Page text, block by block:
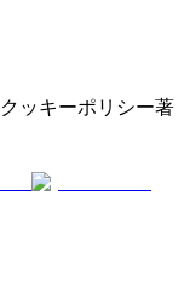
クッキーポリシー著